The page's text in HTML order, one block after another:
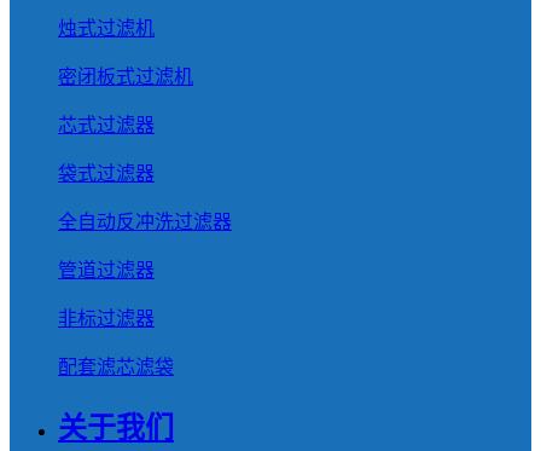
烛式过滤机
密闭板式过滤机
芯式过滤器
袋式过滤器
全自动反冲洗过滤器
管道过滤器
非标过滤器
配套滤芯滤袋
关于我们